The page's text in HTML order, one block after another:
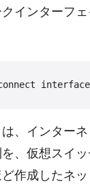
インターフ
、インターネ
、仮想スイ
作成したネ